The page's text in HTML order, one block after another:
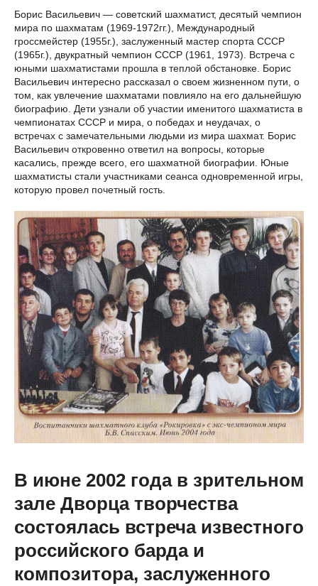
Борис Васильевич — советский шахматист, десятый чемпион
мира по шахматам (1969-1972гг.), Международный
гроссмейстер (1955г.), заслуженный мастер спорта СССР
(1965г.), двукратный чемпион СССР (1961, 1973). Встреча с
юными шахматистами прошла в теплой обстановке. Борис
Васильевич интересно рассказал о своем жизненном пути, о
том, как увлечение шахматами повлияло на его дальнейшую
биографию. Дети узнали об участии именитого шахматиста в
чемпионатах СССР и мира, о победах и неудачах, о
встречах с замечательными людьми из мира шахмат. Борис
Васильевич откровенно ответил на вопросы, которые
касались, прежде всего, его шахматной биографии. Юные
шахматисты стали участниками сеанса одновременной игры,
которую провел почетный гость.
В июне 2002 года в зрительном
зале Дворца творчества
состоялась встреча известного
российского барда и
композитора, заслуженного